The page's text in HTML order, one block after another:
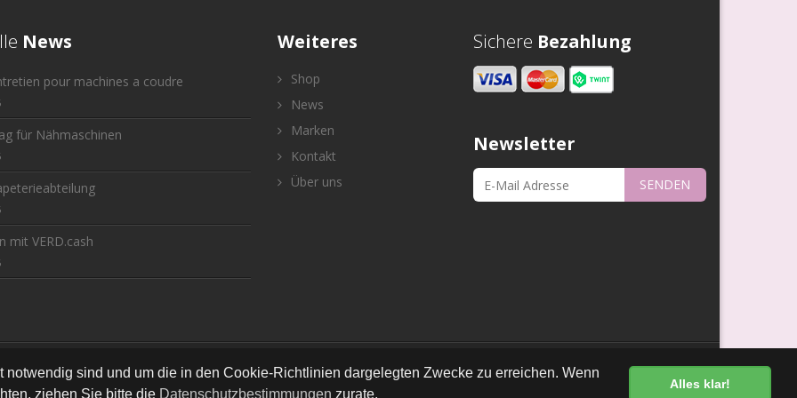
sind und um die in den Cookie-Richtlinien dargelegten Zwecke zu erreichen. Wenn
ziehen Sie bitte die Datenschutzbestimmungen zurate.
Alles klar!
News
pour machines a coudre
für Nähmaschinen
mit VERD.cash
Weiteres
Shop
News
Marken
Kontakt
Über uns
Sichere Bezahlung
Newsletter
SENDEN
Näh- und Bastelcenter Newsletter•AGB•Impressum•Versand•Kontakt•Links•Datenschutz